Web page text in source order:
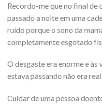
Recordo-me que no final de
passado a noite em uma
ruído porque o sono da
completamente esgotado
O desgaste era enorme e às
estava passando não era
Cuidar de uma pessoa